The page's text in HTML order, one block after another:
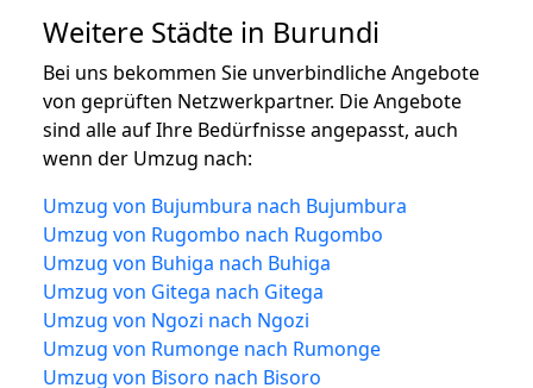
Weitere Städte in Burundi
Bei uns bekommen Sie unverbindliche Angebote
von geprüften Netzwerkpartner. Die Angebote
sind alle auf Ihre Bedürfnisse angepasst, auch
wenn der Umzug nach:
Umzug von Bujumbura nach Bujumbura
Umzug von Rugombo nach Rugombo
Umzug von Buhiga nach Buhiga
Umzug von Gitega nach Gitega
Umzug von Ngozi nach Ngozi
Umzug von Rumonge nach Rumonge
Umzug von Bisoro nach Bisoro